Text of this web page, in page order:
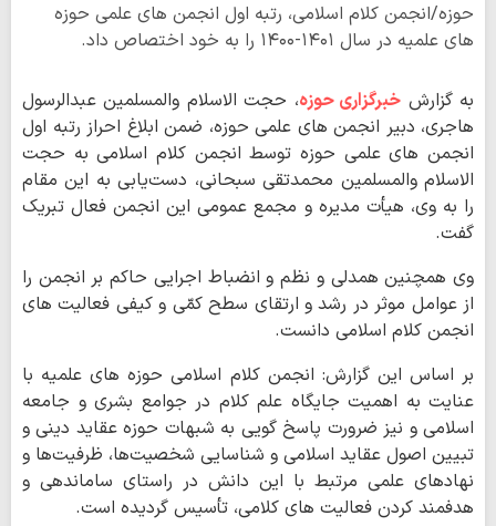
حوزه/انجمن کلام اسلامی، رتبه اول انجمن های علمی حوزه
های علمیه در سال ۱۴۰۱-۱۴۰۰ را به خود اختصاص داد.
به گزارش خبرگزاری حوزه، حجت الاسلام والمسلمین عبدالرسول
هاجری، دبیر انجمن های علمی حوزه، ضمن ابلاغ احراز رتبه اول
انجمن های علمی حوزه توسط انجمن کلام اسلامی به حجت
الاسلام والمسلمین محمدتقی سبحانی، دست‌یابی به این مقام
را به وی، هیأت مدیره و مجمع عمومی این انجمن فعال تبریک
گفت.
وی همچنین همدلی و نظم و انضباط اجرایی حاکم بر انجمن را
از عوامل موثر در رشد و ارتقای سطح کمّی و کیفی فعالیت های
انجمن کلام اسلامی دانست.
بر اساس این گزارش: انجمن کلام اسلامی حوزه های علمیه با
عنایت به اهمیت جایگاه علم کلام در جوامع بشری و جامعه
اسلامی و نیز ضرورت پاسخ گویی به شبهات حوزه عقاید دینی و
تبیین اصول عقاید اسلامی و شناسایی شخصیت‌ها، ظرفیت‌ها و
نهادهای علمی مرتبط با این دانش در راستای ساماندهی و
هدفمند کردن فعالیت های کلامی، تأسیس گردیده است.